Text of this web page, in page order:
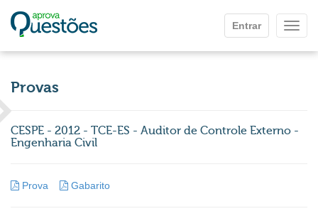
Entrar
Provas
CESPE - 2012 - TCE-ES - Auditor de Controle Externo -
Engenharia Civil
Prova Gabarito